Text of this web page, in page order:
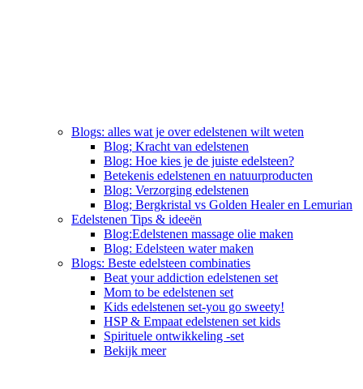
Blogs: alles wat je over edelstenen wilt weten
Blog; Kracht van edelstenen
Blog: Hoe kies je de juiste edelsteen?
Betekenis edelstenen en natuurproducten
Blog: Verzorging edelstenen
Blog; Bergkristal vs Golden Healer en Lemurian
Edelstenen Tips & ideeën
Blog:Edelstenen massage olie maken
Blog: Edelsteen water maken
Blogs: Beste edelsteen combinaties
Beat your addiction edelstenen set
Mom to be edelstenen set
Kids edelstenen set-you go sweety!
HSP & Empaat edelstenen set kids
Spirituele ontwikkeling -set
Bekijk meer